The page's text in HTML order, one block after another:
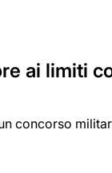
ai limiti
concorso